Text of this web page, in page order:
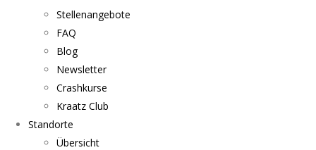
Stellenangebote
FAQ
Blog
Newsletter
Crashkurse
Kraatz Club
Standorte
Übersicht